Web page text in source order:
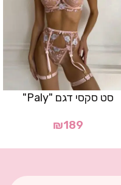
סט סקסי דגם "Paly"
₪189